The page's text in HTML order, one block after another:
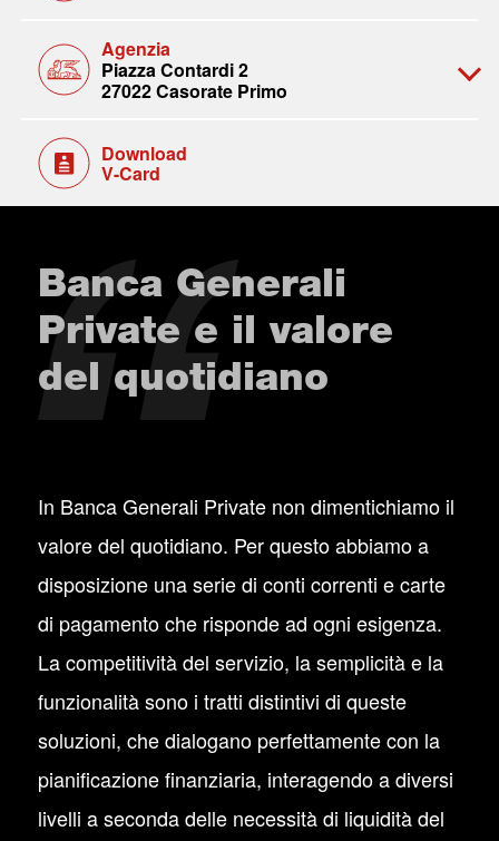
Agenzia
Piazza Contardi 2
27022 Casorate Primo
Download
V-Card
Banca Generali
Private e il valore
del quotidiano
In Banca Generali Private non dimentichiamo il
valore del quotidiano. Per questo abbiamo a
disposizione una serie di conti correnti e carte
di pagamento che risponde ad ogni esigenza.
La competitività del servizio, la semplicità e la
funzionalità sono i tratti distintivi di queste
soluzioni, che dialogano perfettamente con la
pianificazione finanziaria, interagendo a diversi
livelli a seconda delle necessità di liquidità del